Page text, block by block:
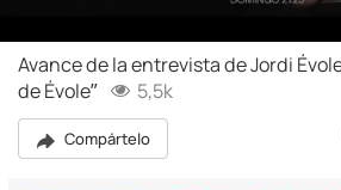
Avance de la entrevista de Jordi
de Évole”
5,5k
Compártelo